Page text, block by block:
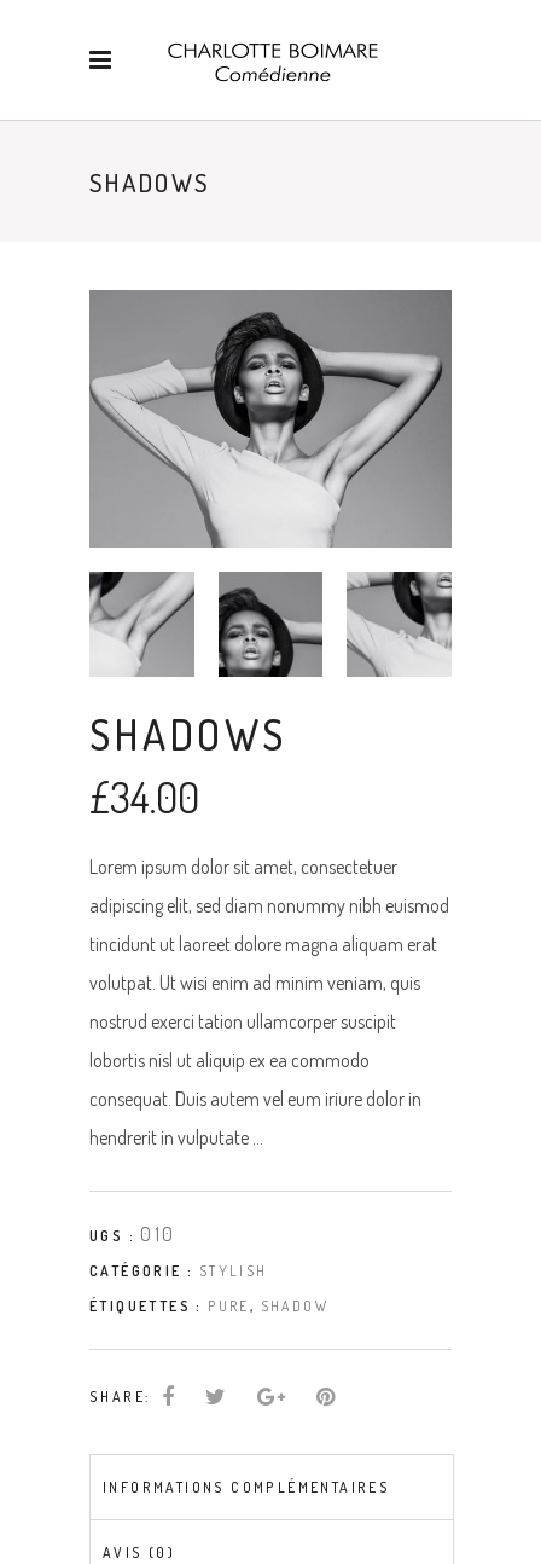
SHADOWS
SHADOWS
£34.00
Lorem ipsum dolor sit amet, consectetuer
adipiscing elit, sed diam nonummy nibh euismod
tincidunt ut laoreet dolore magna aliquam erat
volutpat. Ut wisi enim ad minim veniam, quis
nostrud exerci tation ullamcorper suscipit
lobortis nisl ut aliquip ex ea commodo
consequat. Duis autem vel eum iriure dolor in
hendrerit in vulputate …
UGS : 010
CATÉGORIE : STYLISH
ÉTIQUETTES : PURE , SHADOW
SHARE:
INFORMATIONS COMPLÉMENTAIRES
AVIS (0)